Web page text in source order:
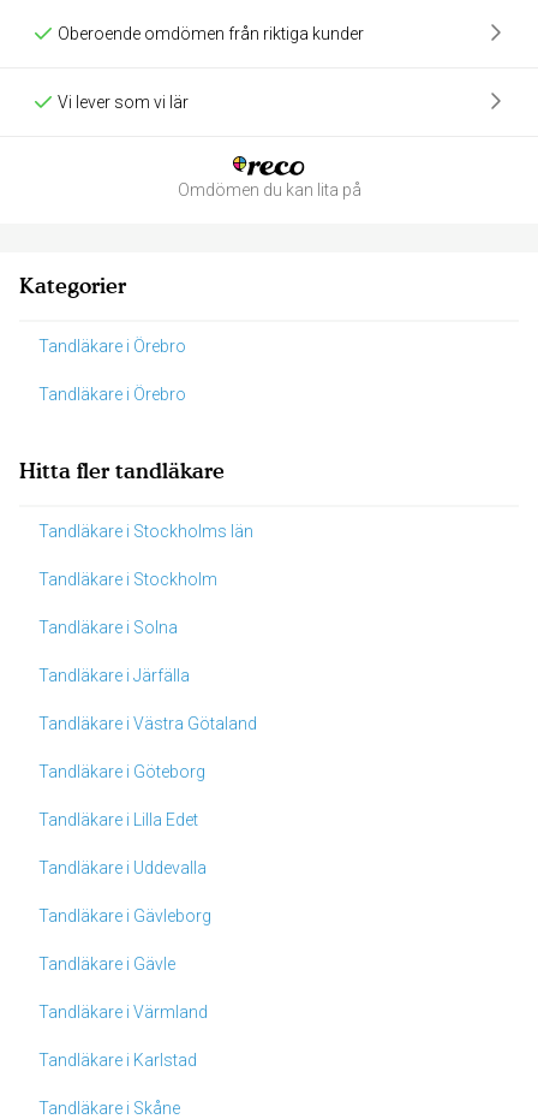
Oberoende omdömen från riktiga kunder
Vi lever som vi lär
Omdömen du kan lita på
Kategorier
Tandläkare i Örebro
Tandläkare i Örebro
Hitta fler tandläkare
Tandläkare i Stockholms län
Tandläkare i Stockholm
Tandläkare i Solna
Tandläkare i Järfälla
Tandläkare i Västra Götaland
Tandläkare i Göteborg
Tandläkare i Lilla Edet
Tandläkare i Uddevalla
Tandläkare i Gävleborg
Tandläkare i Gävle
Tandläkare i Värmland
Tandläkare i Karlstad
Tandläkare i Skåne